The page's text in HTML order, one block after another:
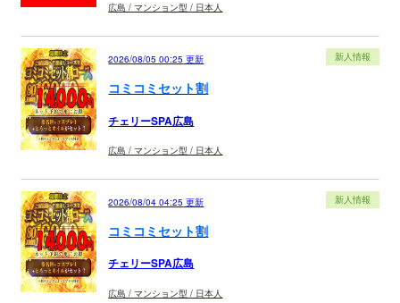
広島 / マンション型 / 日本人
新人情報
2026/08/05 00:25 更新
コミコミセット割
チェリーSPA広島
広島 / マンション型 / 日本人
新人情報
2026/08/04 04:25 更新
コミコミセット割
チェリーSPA広島
広島 / マンション型 / 日本人